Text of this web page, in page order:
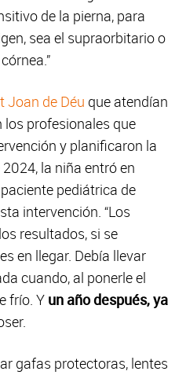
de la pierna, para
sea el supraorbitario o
Joan de Déu que atendían
profesionales que
y planificaron la
2024, la niña entró en
pediátrica de
intervención. “Los
resultados, si se
en llegar. Debía llevar
cuando, al ponerle el
frío. Y un año después, ya
gafas protectoras, lentes